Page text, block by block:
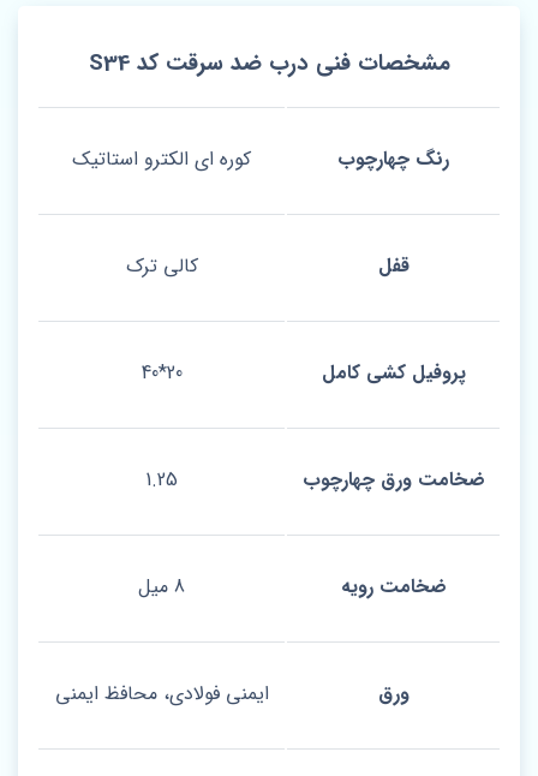
مشخصات فنی درب ضد سرقت کد S34
رنگ چهارچوب کوره ای الکترو استاتیک
قفل کالی ترک
پروفیل کشی کامل 20*40
ضخامت ورق چهارچوب 1.25
ضخامت رویه 8 میل
ورق ایمنی فولادی، محافظ ایمنی